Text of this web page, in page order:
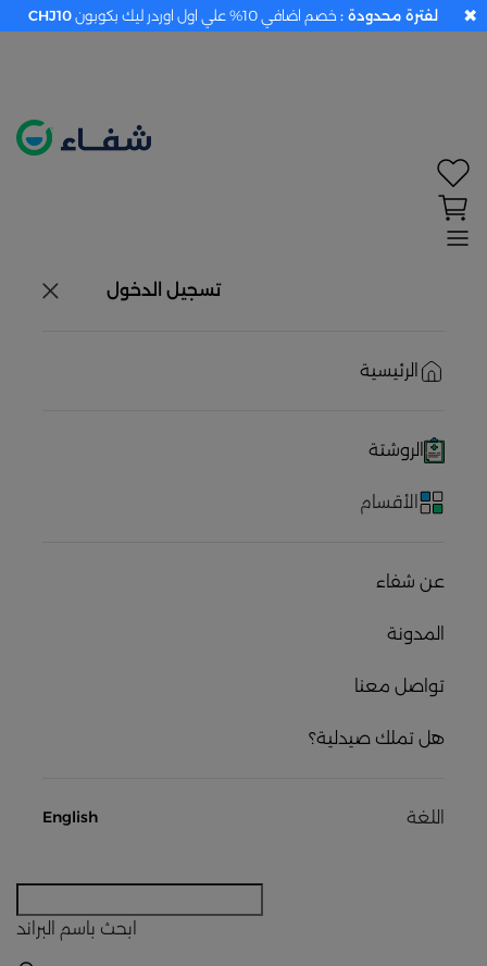
تسجيل الدخول
الرئيسية
الروشتة
الأقسام
عن شفاء
المدونة
تواصل معنا
هل تملك صيدلية؟
اللغة English
ابحث باسم البراند
لفترة محدودة : خصم اضافي 10% علي اول اوردر ليك بكوبون CHJ10 ✖